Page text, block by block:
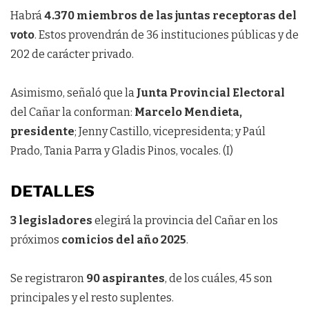
Habrá4.370 miembros de las juntas receptoras del
voto. Estos provendrán de 36 instituciones públicas y de
202 de carácter privado.
Asimismo, señaló que la Junta Provincial Electoral
del Cañar la conforman: Marcelo Mendieta,
presidente; Jenny Castillo, vicepresidenta; y Paúl
Prado, Tania Parra y Gladis Pinos, vocales. (I)
DETALLES
3 legisladores elegirá la provincia del Cañar en los
próximos comicios del año 2025.
Se registraron 90 aspirantes, de los cuáles, 45 son
principales y el resto suplentes.